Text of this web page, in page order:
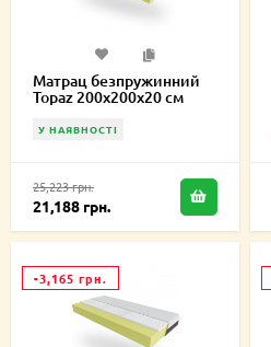
Матрац безпружинний
Topaz 200х200х20 см
У НАЯВНОСТІ
25,223 грн.
21,188 грн.
-3,165 грн.